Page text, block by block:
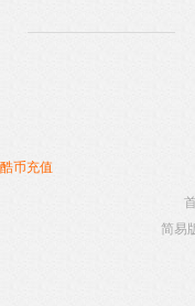
酷币充值
简易